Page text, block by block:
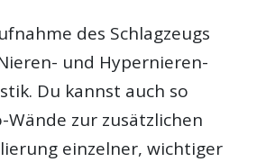
des Schlagzeugs
und Hypernieren-
Du kannst auch so
Wände zur zusätzlichen
einzelner, wichtiger